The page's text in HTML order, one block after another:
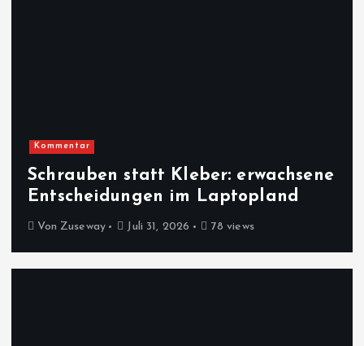
Kommentar
Schrauben statt Kleber: erwachsene
Entscheidungen im Laptopland
Von Zuseway Juli 31, 2026 78 views